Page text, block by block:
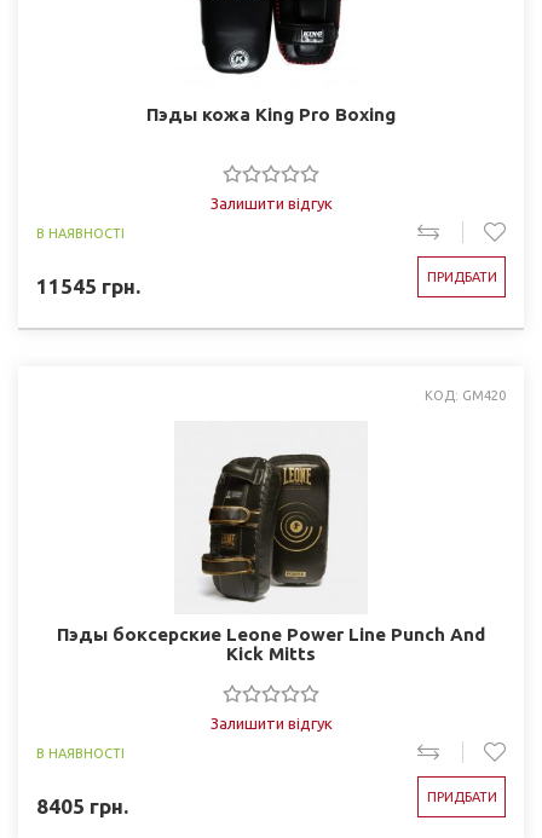
Пэды кожа King Pro Boxing
Залишити відгук
В НАЯВНОСТІ
11545 грн. ПРИДБАТИ
КОД: GM420
Пэды боксерские Leone Power Line Punch And
Kick Mitts
Залишити відгук
В НАЯВНОСТІ
8405 грн. ПРИДБАТИ